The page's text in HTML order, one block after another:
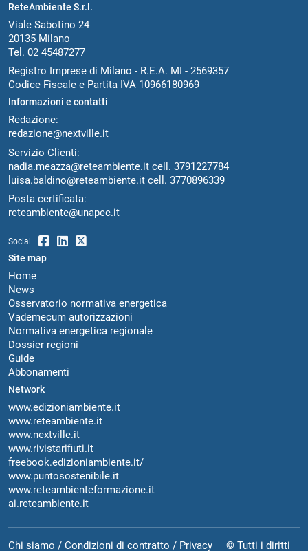
ReteAmbiente S.r.l.
Viale Sabotino 24
20135 Milano
Tel. 02 45487277
Registro Imprese di Milano - R.E.A. MI - 2569357
Codice Fiscale e Partita IVA 10966180969
Informazioni e contatti
Redazione:
redazione@nextville.it
Servizio Clienti:
nadia.meazza@reteambiente.it cell. 3791227784
luisa.baldino@reteambiente.it cell. 3770896339
Posta certificata:
reteambiente@unapec.it
Social
Site map
Home
News
Osservatorio normativa energetica
Vademecum autorizzazioni
Normativa energetica regionale
Dossier regioni
Guide
Abbonamenti
Network
www.edizioniambiente.it
www.reteambiente.it
www.nextville.it
www.rivistarifiuti.it
freebook.edizioniambiente.it/
www.puntosostenibile.it
www.reteambienteformazione.it
ai.reteambiente.it
Chi siamo / Condizioni di contratto / Privacy © Tutti i diritti